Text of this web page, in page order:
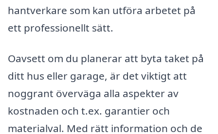
hantverkare som kan utföra arbetet på
ett professionellt sätt.
Oavsett om du planerar att byta taket på
ditt hus eller garage, är det viktigt att
noggrant överväga alla aspekter av
kostnaden och t.ex. garantier och
materialval. Med rätt information och de